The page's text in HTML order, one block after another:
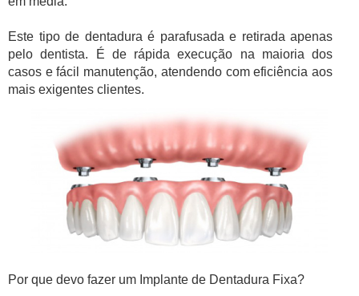
Este tipo de dentadura é parafusada e retirada apenas
pelo dentista. É de rápida execução na maioria dos
casos e fácil manutenção, atendendo com eficiência aos
mais exigentes clientes.
Por que devo fazer um Implante de Dentadura Fixa?